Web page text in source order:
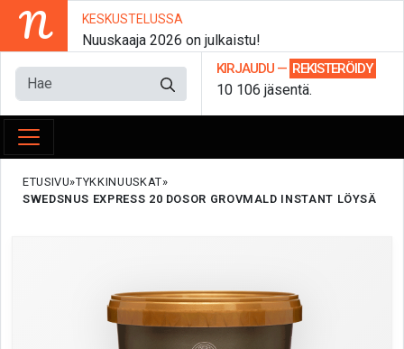
N KESKUSTELUSSA
Nuuskaaja 2026 on julkaistu!
KIRJAUDU — REKISTERÖIDY
10 106 jäsentä.
ETUSIVU TYKKINUUSKAT
SWEDSNUS EXPRESS 20 DOSOR GROVMALD INSTANT LÖYSÄ